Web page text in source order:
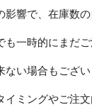
影響で、在庫数
も一時的にまだ
ない場合もござ
ミングやご注文